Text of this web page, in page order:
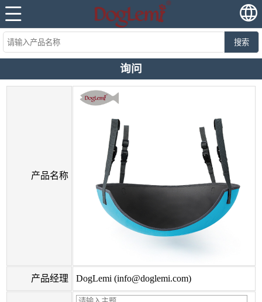
搜索
询问
产品名称
产品经理 DogLemi (info@doglemi.com)